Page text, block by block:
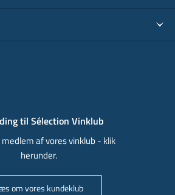
til Sélection Vinklub
af vores vinklub - klik
herunder.
om vores kundeklub